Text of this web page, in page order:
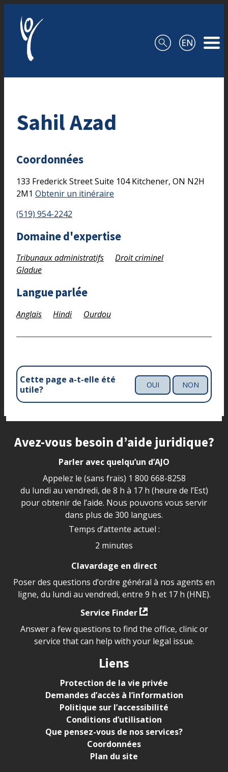
Sahil Azad
Coordonnées
133 Frederick StreetSuite 104Kitchener, ON N2H
2M1 Obtenir un itinéraire
(519) 954-2242
Domaine d'expertise
Tribunaux administratifs
Droit criminel
Gladue
Langue parlée
Anglais Hindi Ourdou
Cette page a-t-elle été
utile?
OUI NON
Site footer
Avez-vous besoin d’aide juridique?
Parler avec quelqu’un d’AJO
Appelez le (sans frais) 1 800 668-8258
du lundi au vendredi, de 8 h à 17 h (heure de l’Est)
pour obtenir de l’aide. Nous pouvons vous servir
dans plus de 300 langues.
Temps d’attente actuel :
2 minutes
Clavardage en direct
Poser des questions d’ordre général à nos agents en
ligne, du lundi au vendredi, entre 9 h et 17 h (HNE).
Service Finder
Answer a few questions to find the office, clinic or
service that can help with your legal issue.
Liens
Protection de la vie privée
Demandes d’accès à l’information
Politique sur l’accessibilité
Conditions d’utilisation
Que pensez-vous de nos services?
Coordonnées
Plan du site